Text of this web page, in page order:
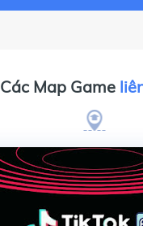
Các Map Game